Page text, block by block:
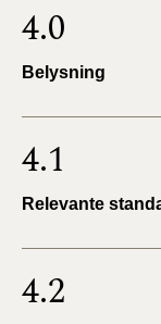
4.0
Belysning
4.1
Relevante
4.2